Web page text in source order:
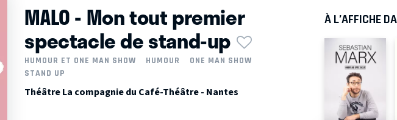
MALO - Mon tout premier
spectacle de stand-up
HUMOUR ET ONE MAN SHOW HUMOUR
ONE MAN SHOW
STAND UP
Théâtre La compagnie du Café-Théâtre - Nantes
À L’AFFICHE